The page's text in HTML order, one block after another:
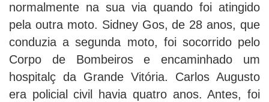
normalmente na sua via quando foi atingido
pela outra moto. Sidney Gos, de 28 anos, que
conduzia a segunda moto, foi socorrido pelo
Corpo de Bombeiros e encaminhado um
hospitalç da Grande Vitória. Carlos Augusto
era policial civil havia quatro anos. Antes, foi